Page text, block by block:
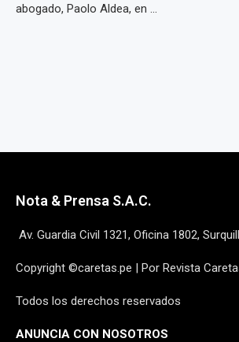
abogado, Paolo Aldea, en ...
Nota & Prensa S.A.C.
Av. Guardia Civil 1321, Oficina 1802,
Copyright ©caretas.pe | Por Revista
Todos los derechos reservados
ANUNCIA CON NOSOTROS